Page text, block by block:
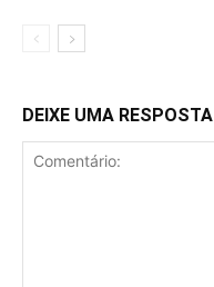
DEIXE UMA RESPOSTA